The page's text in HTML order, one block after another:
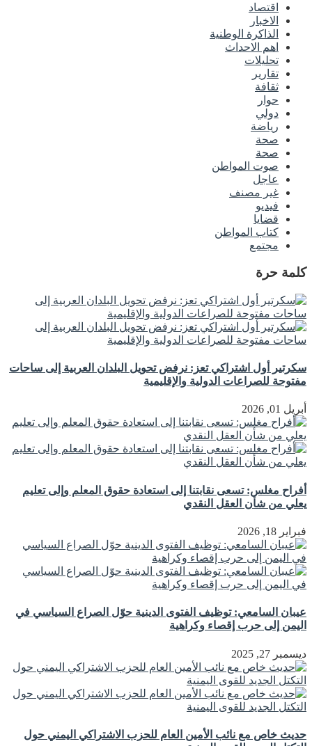
اقتصاد
الاخبار
الذاكرة الوطنية
اهم الاحداث
تحليلات
تقارير
ثقافة
حوار
دولي
رياضة
صحة
صحة
صوت المواطن
عاجل
غير مصنف
فيديو
قضايا
كتاب المواطن
مجتمع
كلمة حرة
سكرتير أول اشتراكي تعز: نرفض تحويل البلدان العربية إلى ساحات
مفتوحة للصراعات الدولية والإقليمية
أبريل 01, 2026
أفراح مغلس: تسعى نقابتنا إلى استعادة حقوق المعلم وإلى تعليم
يعلي من شأن العقل النقدي
فبراير 18, 2026
عيبان السامعي: توظيف الفتوى الدينية حوّل الصراع السياسي في
اليمن إلى حرب إقصاء وكراهية
ديسمبر 27, 2025
حديث خاص مع نائب الأمين العام للحزب الاشتراكي اليمني حول